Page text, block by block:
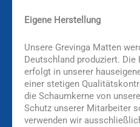
Eigene Herstellung
Unsere Grevinga Matten
Deutschland produziert. Die
erfolgt in unserer
einer stetigen
die Schaumkerne von
Schutz unserer Mitarbeiter
verwenden wir